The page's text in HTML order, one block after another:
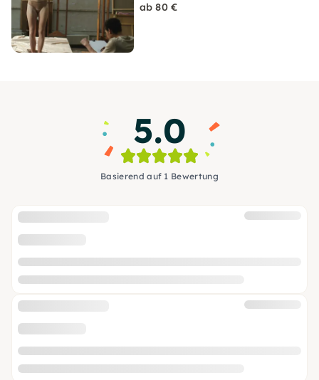
ab 80 €
5.0
Basierend auf 1 Bewertung